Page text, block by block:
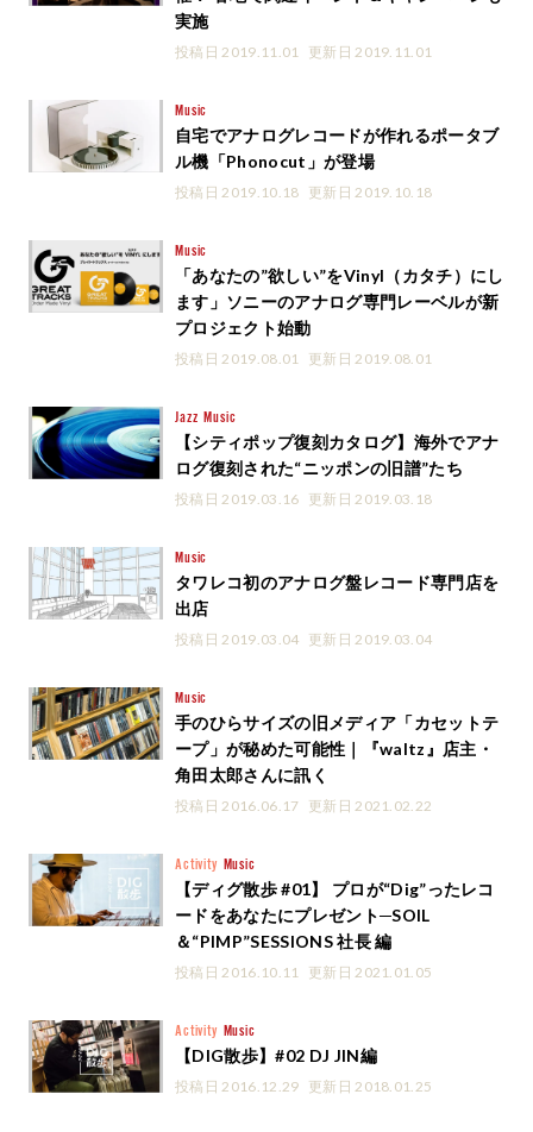
実施
投稿日 2019.11.01 更新日 2019.11.01
Music
自宅でアナログレコードが作れるポータブ
ル機「Phonocut」が登場
投稿日 2019.10.18 更新日 2019.10.18
Music
「あなたの”欲しい”をVinyl（カタチ）にし
ます」ソニーのアナログ専門レーベルが新
プロジェクト始動
投稿日 2019.08.01 更新日 2019.08.01
Jazz Music
【シティポップ復刻カタログ】海外でアナ
ログ復刻された“ニッポンの旧譜”たち
投稿日 2019.03.16 更新日 2019.03.18
Music
タワレコ初のアナログ盤レコード専門店を
出店
投稿日 2019.03.04 更新日 2019.03.04
Music
手のひらサイズの旧メディア「カセットテ
ープ」が秘めた可能性｜『waltz』店主・
角田太郎さんに訊く
投稿日 2016.06.17 更新日 2021.02.22
Activity Music
【ディグ散歩 #01】 プロが“Dig”ったレコ
ードをあなたにプレゼント─SOIL
＆“PIMP”SESSIONS 社長 編
投稿日 2016.10.11 更新日 2021.01.05
Activity Music
【DIG散歩】#02 DJ JIN編
投稿日 2016.12.29 更新日 2018.01.25